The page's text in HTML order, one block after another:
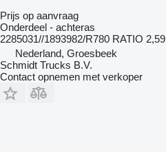
Prijs op aanvraag
Onderdeel - achteras
2285031//1893982/R780 RATIO 2,59
Nederland, Groesbeek
Schmidt Trucks B.V.
Contact opnemen met verkoper